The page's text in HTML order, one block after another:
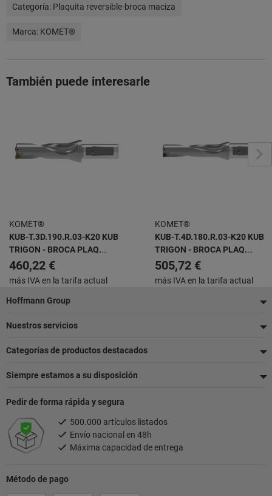
Categoría: Plaquita reversible-broca maciza
Marca: KOMET®
También puede interesarle
KOMET®
KUB-T.3D.190.R.03-K20 KUB
TRIGON - BROCA PLAQ.
INTERCAMBIABLES
460,22 €
más IVA en la tarifa actual
KOMET®
KUB-T.4D.180.R.03-K20 KUB
TRIGON - BROCA PLAQ.
INTERCAMBIABLES
505,72 €
más IVA en la tarifa actual
Pie
de
página
Hoffmann Group
Nuestros servicios
Categorías de productos destacados
Siempre estamos a su disposición
Método de pago
Pedir de forma rápida y segura
500.000 artículos listados
Envío nacional en 48h
Máxima capacidad de entrega